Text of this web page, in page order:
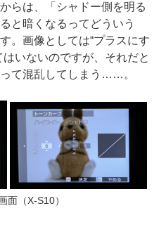
らは、「シャドー側を明る
と暗くなるってどういう
。画像としては“プラスにす
いないのですが、それだと
て混乱してしまう……。
面（X-S10）